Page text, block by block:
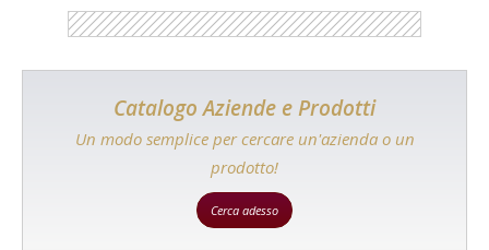
Catalogo Aziende e Prodotti
Un modo semplice per cercare un'azienda o un
prodotto!
Cerca adesso